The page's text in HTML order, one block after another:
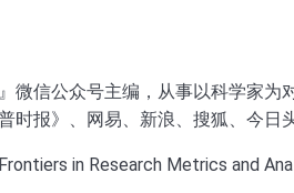
微信公众号主编，从事以科学家
时报》、网易、新浪、搜狐、今日
in Research Metrics and